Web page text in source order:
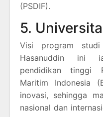
(PSDIF).
5.
Visi program studi
Hasanuddin ini
pendidikan tinggi
Maritim Indonesia
inovasi, sehingga
nasional dan